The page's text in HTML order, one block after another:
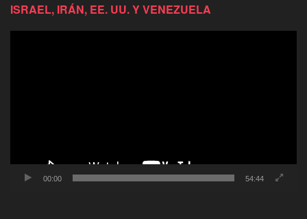
ISRAEL, IRÁN, EE. UU. Y VENEZUELA
00:00 54:44